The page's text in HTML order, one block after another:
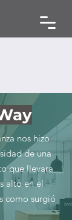
nos hizo
de una
que llevara
alto en el
como surgió